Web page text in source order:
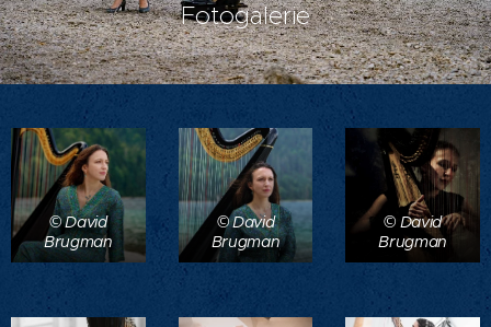
Fotogalerie
© David
Brugman
© David
Brugman
© David
Brugman